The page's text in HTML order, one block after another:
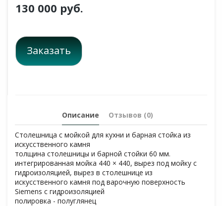
130 000 руб.
Заказать
Описание Отзывов (0)
Столешница с мойкой для кухни и барная стойка из
искусственного камня
толщина столешницы и барной стойки 60 мм.
интегрированная мойка 440 × 440, вырез под мойку с
гидроизоляцией, вырез в столешнице из
искусственного камня под варочную поверхность
Siemens с гидроизоляцией
полировка - полуглянец